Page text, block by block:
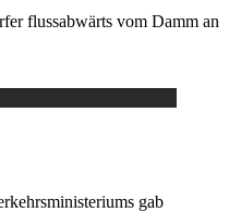
flussabwärts vom Damm an
gab